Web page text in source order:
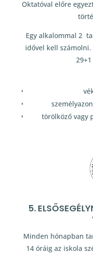
Oktatóval előre
Egy alkalommal 2
idővel kell
törölköző vagy
5.
Minden hónapban
14 óráig az iskola